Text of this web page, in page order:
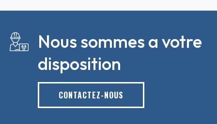
Nous sommes a votre
disposition
CONTACTEZ-NOUS